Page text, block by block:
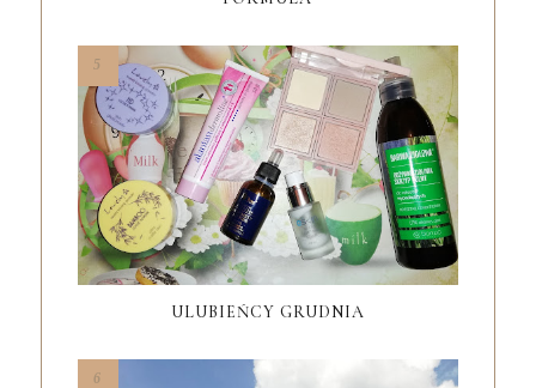
ULUBIEŃCY GRUDNIA